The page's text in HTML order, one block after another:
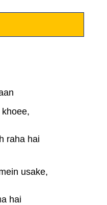
raha hai
usake,
hai